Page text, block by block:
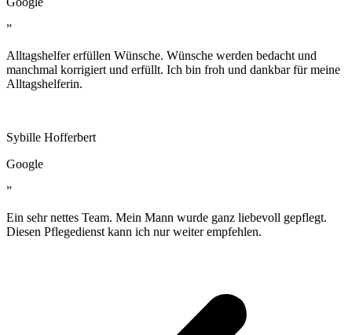
”
Alltagshelfer erfüllen Wünsche. Wünsche werden bedacht und
manchmal korrigiert und erfüllt. Ich bin froh und dankbar für meine
Alltagshelferin.
Sybille Hofferbert
Google
”
Ein sehr nettes Team. Mein Mann wurde ganz liebevoll gepflegt.
Diesen Pflegedienst kann ich nur weiter empfehlen.